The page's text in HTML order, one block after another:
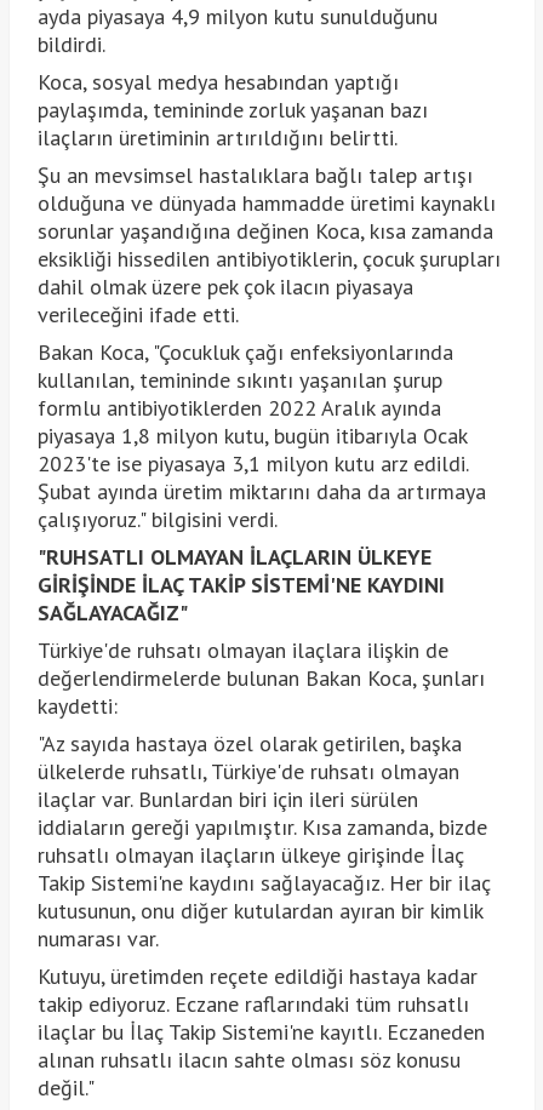
ayda piyasaya 4,9 milyon kutu sunulduğunu
bildirdi.
Koca, sosyal medya hesabından yaptığı
paylaşımda, temininde zorluk yaşanan bazı
ilaçların üretiminin artırıldığını belirtti.
Şu an mevsimsel hastalıklara bağlı talep artışı
olduğuna ve dünyada hammadde üretimi kaynaklı
sorunlar yaşandığına değinen Koca, kısa zamanda
eksikliği hissedilen antibiyotiklerin, çocuk şurupları
dahil olmak üzere pek çok ilacın piyasaya
verileceğini ifade etti.
Bakan Koca, "Çocukluk çağı enfeksiyonlarında
kullanılan, temininde sıkıntı yaşanılan şurup
formlu antibiyotiklerden 2022 Aralık ayında
piyasaya 1,8 milyon kutu, bugün itibarıyla Ocak
2023'te ise piyasaya 3,1 milyon kutu arz edildi.
Şubat ayında üretim miktarını daha da artırmaya
çalışıyoruz." bilgisini verdi.
"RUHSATLI OLMAYAN İLAÇLARIN ÜLKEYE
GİRİŞİNDE İLAÇ TAKİP SİSTEMİ'NE KAYDINI
SAĞLAYACAĞIZ"
Türkiye'de ruhsatı olmayan ilaçlara ilişkin de
değerlendirmelerde bulunan Bakan Koca, şunları
kaydetti:
"Az sayıda hastaya özel olarak getirilen, başka
ülkelerde ruhsatlı, Türkiye'de ruhsatı olmayan
ilaçlar var. Bunlardan biri için ileri sürülen
iddiaların gereği yapılmıştır. Kısa zamanda, bizde
ruhsatlı olmayan ilaçların ülkeye girişinde İlaç
Takip Sistemi'ne kaydını sağlayacağız. Her bir ilaç
kutusunun, onu diğer kutulardan ayıran bir kimlik
numarası var.
Kutuyu, üretimden reçete edildiği hastaya kadar
takip ediyoruz. Eczane raflarındaki tüm ruhsatlı
ilaçlar bu İlaç Takip Sistemi'ne kayıtlı. Eczaneden
alınan ruhsatlı ilacın sahte olması söz konusu
değil."